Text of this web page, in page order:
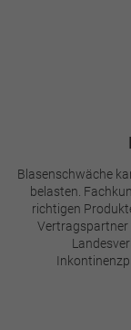
Blasenschwäche
belasten.
richtigen
Vertragspartner